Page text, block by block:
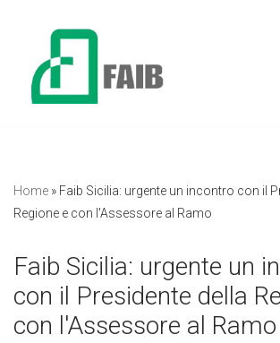
contenuto
Home » Faib Sicilia: urgente un incontro con il
Regione e con l'Assessore al Ramo
Faib Sicilia: urgente un
con il Presidente della
con l'Assessore al Ramo